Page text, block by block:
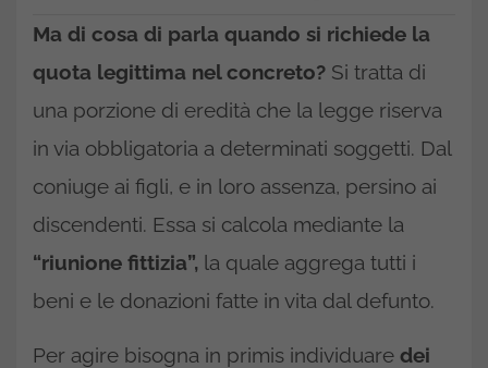
Ma di cosa di parla quando si richiede la
quota legittima nel concreto? Si tratta di
una porzione di eredità che la legge riserva
in via obbligatoria a determinati soggetti. Dal
coniuge ai figli, e in loro assenza, persino ai
discendenti. Essa si calcola mediante la
“riunione fittizia”, la quale aggrega tutti i
beni e le donazioni fatte in vita dal defunto.
Per agire bisogna in primis individuare dei